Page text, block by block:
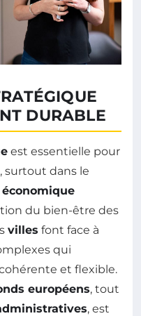
DURABLE
est essentielle pour
surtout dans le
du bien-être des
villes font face à
qui
et flexible.
européens, tout
, est